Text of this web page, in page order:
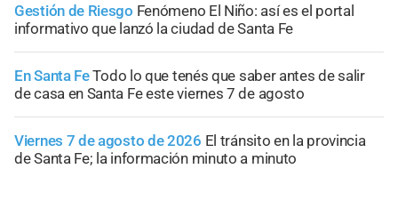
Gestión de Riesgo Fenómeno El Niño: así es el portal
informativo que lanzó la ciudad de Santa Fe
En Santa FeTodo lo que tenés que saber antes de salir
de casa en Santa Fe este viernes 7 de agosto
Viernes 7 de agosto de 2026 El tránsito en la provincia
de Santa Fe; la información minuto a minuto